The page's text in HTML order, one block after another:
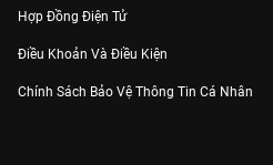
Hợp Đồng Điện Tử
Điều Khoản Và Điều Kiện
Chính Sách Bảo Vệ Thông Tin Cá Nhân